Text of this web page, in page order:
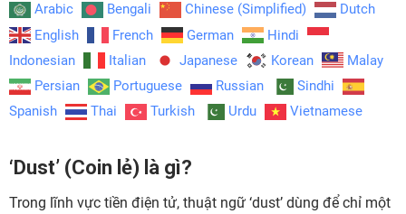
Arabic Bengali Chinese (Simplified)
Dutch
English
French German
Hindi
Indonesian
Italian Japanese Korean
Malay
Persian
Portuguese Russian
Sindhi
Spanish
Thai Turkish Urdu Vietnamese
‘Dust’ (Coin lẻ) là gì?
Trong lĩnh vực tiền điện tử, thuật ngữ ‘dust’ dùng để chỉ một